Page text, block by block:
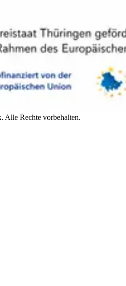
Alle Rechte vorbehalten.